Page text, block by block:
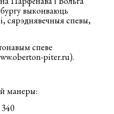
выконваюць
сярэднявечныя спевы,
спеве
piter.ru).
манеры: